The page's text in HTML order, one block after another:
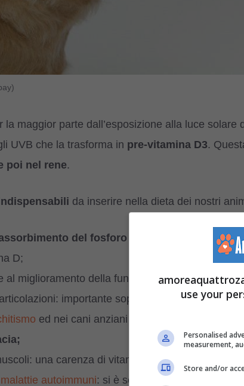
la maggior parte dall’esposizione alla luce
UVB che la trasforma in pre-vitamina D3.
poi nel rene.
da inserire nella dieta dei nostri
del fosforo e del calcio
a livello
D;
al miglioramento della funzionalità dell’apparato
importante soprattutto durante la
ed nei cani anziani per prevenire l’
una carenza di vitamina D potrebbe portare
malattie autoimmuni: si è scoperto che in molte
use your
Personalised
measurement,
Store and/or